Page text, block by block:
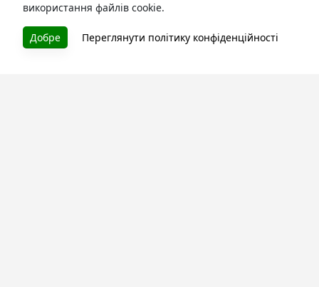
використання файлів cookie.
Добре Переглянути політику конфіденційності
БУКУРУК
Літературна платформа і бібліотека книг, які можна